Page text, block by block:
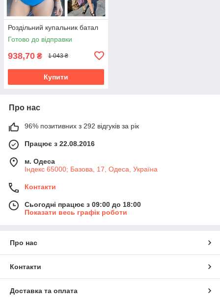
Роздільний купальник батал
Готово до відправки
938,70 ₴ 1 043 ₴
Купити
Про нас
96% позитивних з 292 відгуків за рік
Працює з 22.08.2016
м. Одеса
Індекс 65000; Базова, 17, Одеса, Україна
Контакти
Сьогодні працює з 09:00 до 18:00
Показати весь графік роботи
Про нас
Контакти
Доставка та оплата